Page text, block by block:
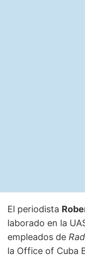
El periodista
laborado en la
empleados de
la Office of Cuba